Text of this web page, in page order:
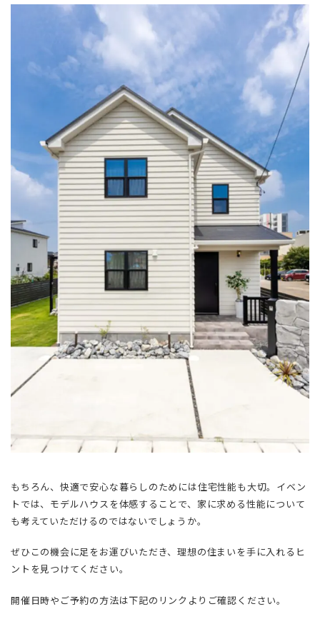
もちろん、快適で安心な暮らしのためには住宅性能も大切。イベン
トでは、モデルハウスを体感することで、家に求める性能について
も考えていただけるのではないでしょうか。
ぜひこの機会に足をお運びいただき、理想の住まいを手に入れるヒ
ントを見つけてください。
開催日時やご予約の方法は下記のリンクよりご確認ください。